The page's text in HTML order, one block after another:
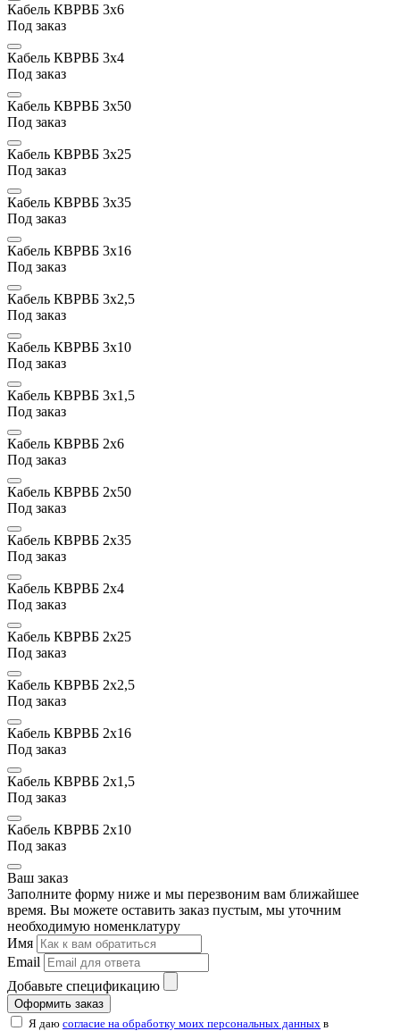
Кабель КВРВБ 3х6
Под заказ
Кабель КВРВБ 3х4
Под заказ
Кабель КВРВБ 3х50
Под заказ
Кабель КВРВБ 3х25
Под заказ
Кабель КВРВБ 3х35
Под заказ
Кабель КВРВБ 3х16
Под заказ
Кабель КВРВБ 3х2,5
Под заказ
Кабель КВРВБ 3х10
Под заказ
Кабель КВРВБ 3х1,5
Под заказ
Кабель КВРВБ 2х6
Под заказ
Кабель КВРВБ 2х50
Под заказ
Кабель КВРВБ 2х35
Под заказ
Кабель КВРВБ 2х4
Под заказ
Кабель КВРВБ 2х25
Под заказ
Кабель КВРВБ 2х2,5
Под заказ
Кабель КВРВБ 2х16
Под заказ
Кабель КВРВБ 2х1,5
Под заказ
Кабель КВРВБ 2х10
Под заказ
Ваш заказ
Заполните форму ниже и мы перезвоним вам ближайшее
время. Вы можете оставить заказ пустым, мы уточним
необходимую номенклатуру
Имя
Email
Добавьте спецификацию
Оформить заказ
Я даю согласие на обработку моих персональных данных в